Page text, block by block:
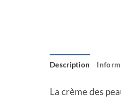
Description
La crème des